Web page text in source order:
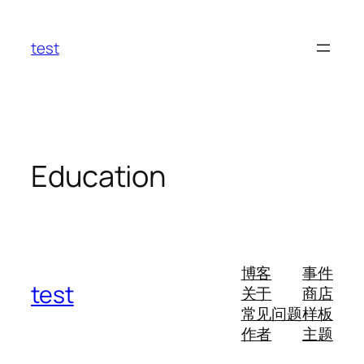
test
Education
test
博客
关于
常见问题
作者
事件
商店
样板
主题